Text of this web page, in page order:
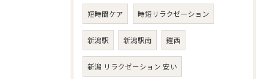
短時間ケア 時短リラクゼーション
新潟駅 新潟駅南 鎧西
新潟 リラクゼーション 安い